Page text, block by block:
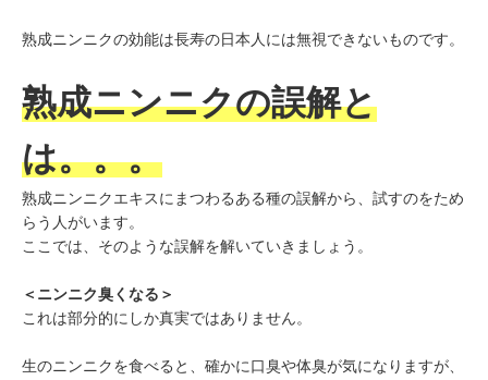
熟成ニンニクの効能は長寿の日本人には無視できないものです。
熟成ニンニクの誤解と
は。。。
熟成ニンニクエキスにまつわるある種の誤解から、試すのをため
らう人がいます。
ここでは、そのような誤解を解いていきましょう。
＜ニンニク臭くなる＞
これは部分的にしか真実ではありません。
生のニンニクを食べると、確かに口臭や体臭が気になりますが、